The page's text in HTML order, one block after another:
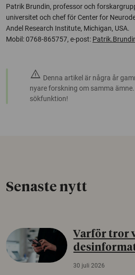
Patrik Brundin, professor och
universitet och chef för Center for
Andel Research Institute, Michigan, USA.
Mobil: 0768-865757, e-post:
warning Denna artikel är några år
nyare forskning om samma
sökfunktion!
Senaste nytt
Varför tror
30 juli 2026